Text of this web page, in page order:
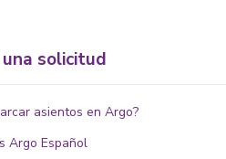
solicitud
asientos en Argo?
Argo Español